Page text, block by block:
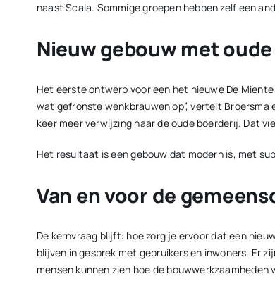
naast Scala. Sommige groepen hebben zelf een
Nieuw gebouw met
Het eerste ontwerp voor een het nieuwe De
wat gefronste wenkbrauwen op”, vertelt Broersma
keer meer verwijzing naar de oude boerderij. Dat
Het resultaat is een gebouw dat modern is, met
Van en voor de
De kernvraag blijft: hoe zorg je ervoor dat een
blijven in gesprek met gebruikers en inwoners. Er
mensen kunnen zien hoe de bouwwerkzaamheden